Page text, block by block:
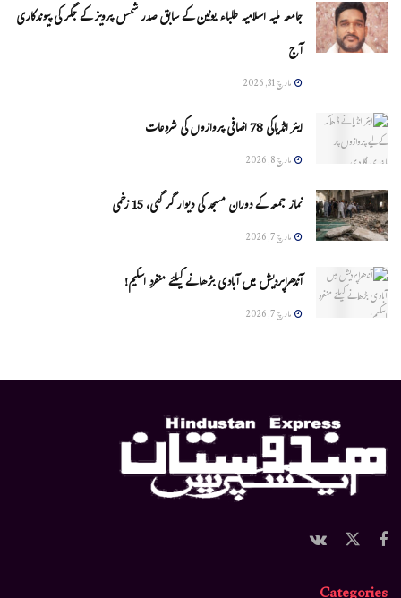
جامعہ ملیہ اسلامیہ طلباء یونین کے سابق صدر شمس پرویز کے جگر کی پیوندکاری
آج
مارچ 31, 2026
ایئر انڈیاکی 78 اضافی پروازوں کی شروعات
مارچ 8, 2026
نماز جمعہ کے دوران مسجد کی دیوار گر گئی، 15 زخمی
مارچ 7, 2026
آندھراپردیش میں آبادی بڑھانے کیلئے منفرد اسکیم!
مارچ 7, 2026